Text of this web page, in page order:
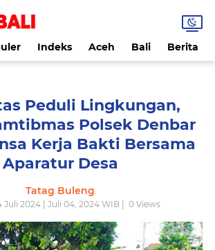
Indeks Aceh Bali Berita
Peduli Lingkungan,
Polsek Denbar
Kerja Bakti Bersama
Aparatur Desa
Tatag Buleng
Juli 2024 | Juli 04, 2024 WIB | 0Views